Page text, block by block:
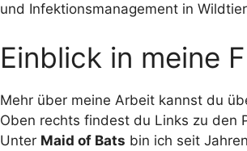
und Infektionsmanagement in
Einblick in meine
Mehr über meine Arbeit kannst du
Oben rechts findest du Links zu den
Unter Maid of Bats bin ich seit